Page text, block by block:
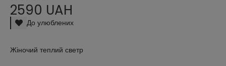
2590 UAH
До улюблених
Жіночий теплий светр